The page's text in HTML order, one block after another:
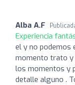
Alba A.F
Experiencia
el y no podemos
momento trato y
los momentos y
detalle alguno .